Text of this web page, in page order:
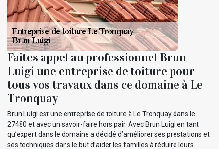
Faites appel au professionnel Brun
Luigi une entreprise de toiture pour
tous vos travaux dans ce domaine à Le
Tronquay
Brun Luigi est une entreprise de toiture à Le Tronquay dans le
27480 et avec un savoir-faire hors pair. Avec Brun Luigi en tant
qu’expert dans le domaine a décidé d’améliorer ses prestations et
ses techniques dans le but d’aider les familles à réduire leurs